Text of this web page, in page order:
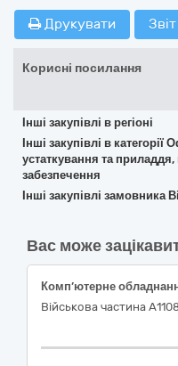
Друкувати
Корисні посилання
Інші закупівлі в регіоні
Інші закупівлі в
устаткування та
забезпечення
Інші закупівлі замовника
Вас може
Комп’ютерне
Військова частина